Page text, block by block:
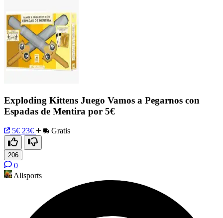
Exploding Kittens Juego Vamos a Pegarnos con
Espadas de Mentira por 5€
5€ 23€ Gratis
206
0
Allsports